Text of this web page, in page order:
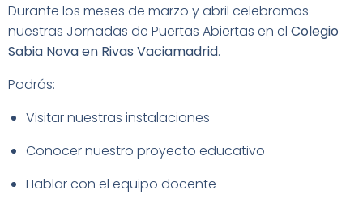
Durante los meses de marzo y abril celebramos
nuestras Jornadas de Puertas Abiertas en el Colegio
Sabia Nova en Rivas Vaciamadrid.
Podrás:
Visitar nuestras instalaciones
Conocer nuestro proyecto educativo
Hablar con el equipo docente